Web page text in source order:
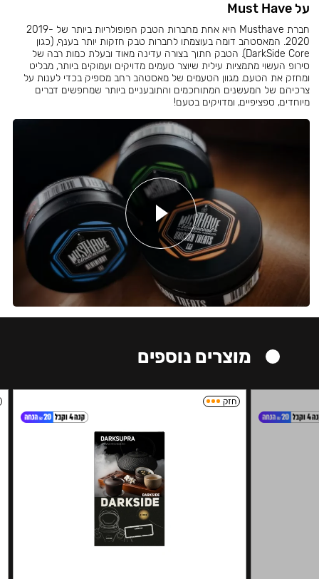
על Must Have
חברת Musthave היא אחת מחברות הטבק הפופולריות ביותר של 2019-
2020. המאסטהב דומה בעוצמתו לחברות טבק חזקות יותר בענף, (כגון
DarkSide Core). הטבק חתוך בצורה עדינה מאוד ובעלת כמות רבה של
סירופ העשוי מתמציות עילית שיוצר טעמים מדויקים ועמוקים ביותר, מבליט
ומחזק את הטעם. מגוון הטעמים של מאסטהב רחב מספיק בכדי לענות על
צרכיהם של המעשנים המתוחכמים והתובעניים ביותר שמחפשים דברים
מיוחדים, ספציפיים, ומדויקים בטעם!
מוצרים נוספים
חזק